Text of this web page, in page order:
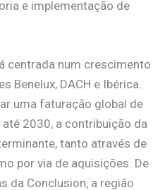
e implementação de
centrada num crescimento
Benelux, DACH e Ibérica.
uma faturação global de
2030, a contribuição da
tanto através de
por via de aquisições. De
da Conclusion, a região